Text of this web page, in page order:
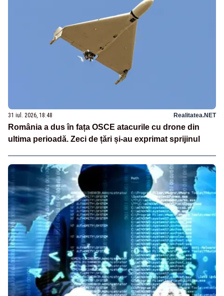
31 iul. 2026, 18:48 Realitatea.NET
România a dus în fața OSCE atacurile cu drone din
ultima perioadă. Zeci de țări și-au exprimat sprijinul